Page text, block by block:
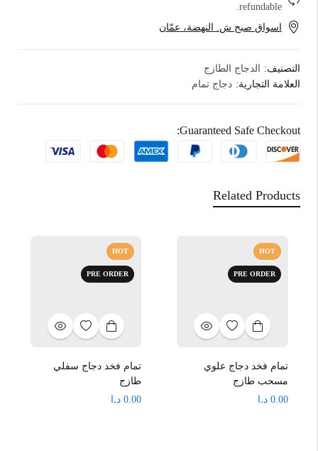
refundable.
اسواق صبح ش. النهضة، عمّان
التصنيف:
الدجاج الطازج
العلامة التجارية: دجاج تمام
Guaranteed Safe Checkout:
Related Products
HOT
PRE ORDER
تمام فخد دجاج علوي
مسحب طازج
0.00 د.ا
HOT
PRE ORDER
تمام فخد دجاج سفلي
طازج
0.00 د.ا